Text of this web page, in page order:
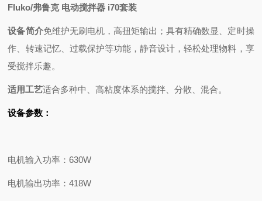
Fluko/弗鲁克 电动搅拌器 i70套装
设备简介免维护无刷电机，高扭矩输出；具有精确数显、定时操
作、转速记忆、过载保护等功能，静音设计，轻松处理物料，享
受搅拌乐趣。
适用工艺适合多种中、高粘度体系的搅拌、分散、混合。
设备参数：
电机输入功率：630W
电机输出功率：418W